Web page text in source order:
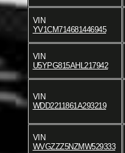
VIN
YV1CM714681446945
VIN
U5YPG815AHL217942
VIN
WDD2211861A293219
VIN
WVGZZZ5NZMW529333